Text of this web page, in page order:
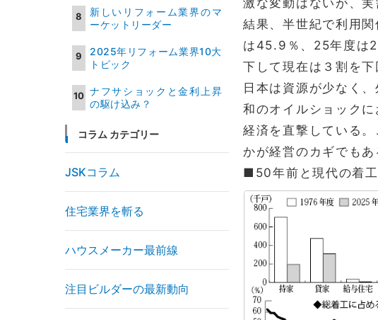
激な変動はないが、
結果、半世紀で利用
は45.9％、25年度は
下して現在は３割を
日本は資源が少なく
和のオイルショック
経済を直撃している
かが経営のカギでもあ
■50年前と現代の着
新しいリフォーム業界のマ
ーケットリーダー
2025年リフォーム業界10大
トピック
ナフサショックと金利上昇
の駆け込み？
コラム カテゴリー
JSKコラム
住宅業界を斬る
ハウスメーカー最前線
注目ビルダーの最新動向